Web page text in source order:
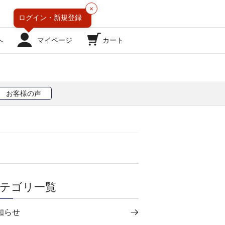
マイページ
×
ログイン・ 新規登録
カート
お客様の声
ゴリ一覧
らせ